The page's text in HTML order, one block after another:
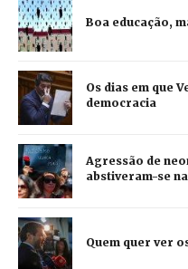
Boa educação,
Os dias em que
democracia
Agressão de
abstiveram-se
Quem quer ver